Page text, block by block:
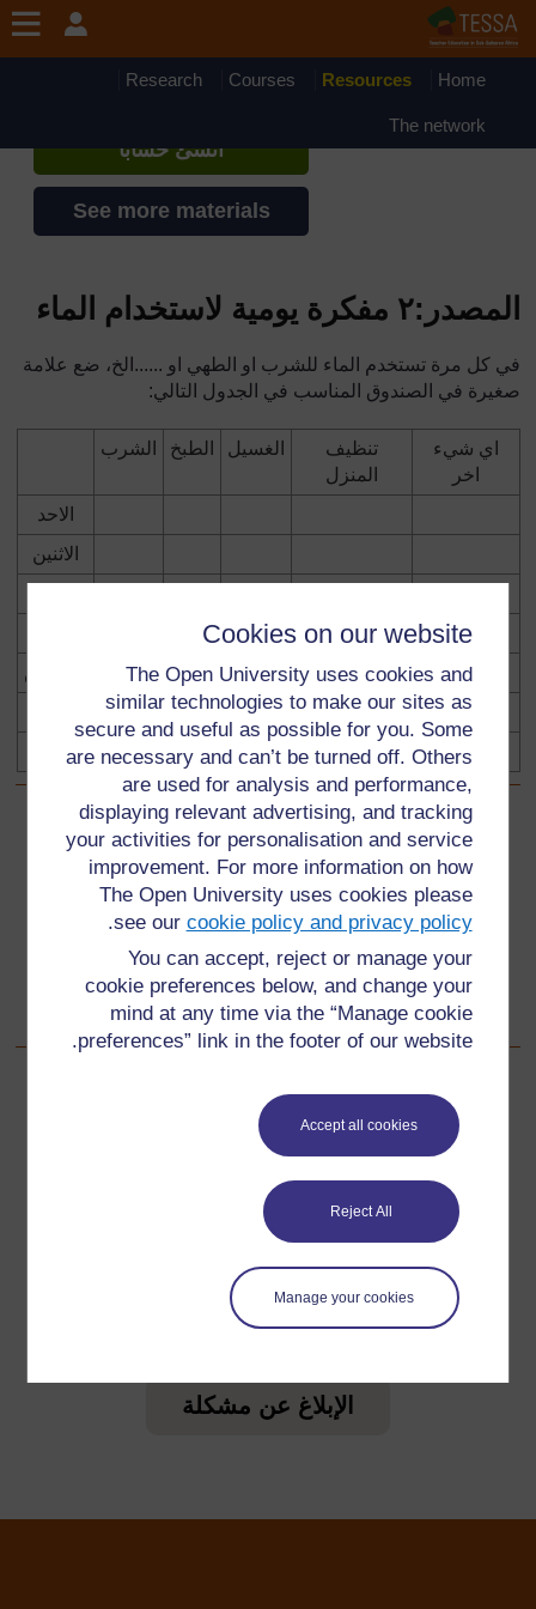
Cookies on our website
The Open University uses cookies and
similar technologies to make our sites as
secure and useful as possible for you. Some
are necessary and can’t be turned off. Others
are used for analysis and performance,
displaying relevant advertising, and tracking
your activities for personalisation and service
improvement. For more information on how
The Open University uses cookies please
see our cookie policy and privacy policy
.
You can accept, reject or manage your
cookie preferences below, and change your
mind at any time via the “Manage cookie
preferences” link in the footer of our website.
Accept all cookies
Reject All
Manage your cookies
Home
Resources
Courses
Research
The network
إذا أنشأت حسابا، يمكنك أن تنشئ ملفاً
شخصياً على الموقع
أنشئ حساباً
See more materials
المصدر:٢ مفكرة يومية لاستخدام الماء
في كل مرة تستخدم الماء للشرب او الطهي او ......الخ، ضع علامة
صغيرة في الصندوق المناسب في الجدول التالي:
اي شيء
اخر
تنظيف
المنزل
الغسيل الطبخ الشرب
الاحد
الاثنين
الخميس
السبت
سابقالسابق
المصدر:١ مشاكل الحصول على الماء
تالي
التالي
المصدر:٣ المزارع الأناني
لمعلومات إضافية، الرجاء مراجعة الأسئلة المتكررة والتي قد
هل لديك سؤال؟
يرجى الاتصال بنا هنا إذا كان لديك أي مخاوف بشأن أي شيء
على هذا الموقع.
الإبلاغ عن مشكلة